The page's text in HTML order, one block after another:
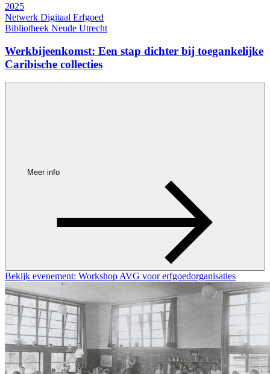
2025
Netwerk Digitaal Erfgoed
Bibliotheek Neude Utrecht
Werkbijeenkomst: Een stap dichter bij toegankelijke
Caribische collecties
Meer info
Bekijk evenement: Workshop AVG voor erfgoedorganisaties